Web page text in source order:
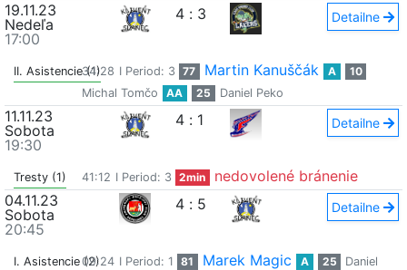
19.11.23
Nedeľa
17:00
4 : 3 Detailne
II. Asistencie (1)
34:28 I Period: 3 77 Martin Kanuščák A
10
Michal Tomčo
AA 25 Daniel Peko
11.11.23
Sobota
19:30
4 : 1 Detailne
Tresty (1) 41:12 I Period: 3 2min
nedovolené bránenie
04.11.23
Sobota
20:45
4 : 5 Detailne
I. Asistencie (2)09:24 I Period: 1 81 Marek Magic A 25
Daniel